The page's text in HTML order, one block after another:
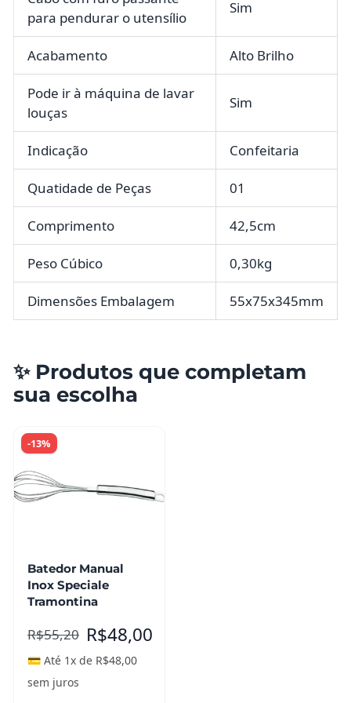
para pendurar o utensílio
Sim
Acabamento Alto Brilho
Pode ir à máquina de lavar
louças
Sim
Indicação Confeitaria
Quatidade de Peças 01
Comprimento 42,5cm
Peso Cúbico 0,30kg
Dimensões Embalagem 55x75x345mm
✨ Produtos que completam
sua escolha
-13%
Batedor Manual
Inox Speciale
Tramontina
R$55,20 R$48,00
💳 Até 1x de R$48,00
sem juros